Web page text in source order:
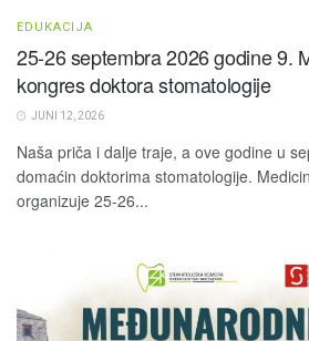
EDUKACIJA
25-26 septembra 2026 godine 9.
kongres doktora stomatologije
JUNI 12, 2026
Naša priča i dalje traje, a ove godine u
domaćin doktorima stomatologije.
organizuje 25-26...